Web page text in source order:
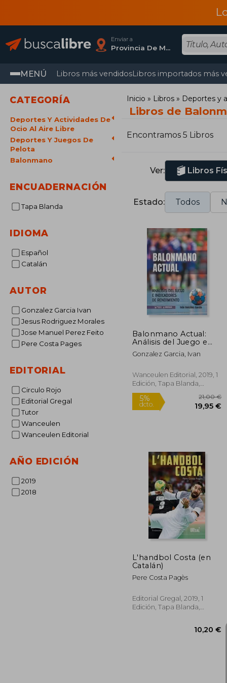
Enviar a
Provincia De Madrid
MENÚ Libros más vendidosLibros importados más
CATEGORÍA
Deportes Y Actividades De
Ocio Al Aire Libre
Deportes Y Juegos De
Pelota
Balonmano
ENCUADERNACIÓN
Tapa Blanda
IDIOMA
Español
Catalán
AUTOR
Gonzalez Garcia Ivan
Jesus Rodriguez Morales
Jose Manuel Perez Feito
Pere Costa Pages
EDITORIAL
Circulo Rojo
Editorial Gregal
Tutor
Wanceulen
Wanceulen Editorial
AÑO EDICIÓN
2019
2018
Inicio Libros Deportes y
Libros de
Encontramos 5 Libros
Ver: Libros
Estado: Todos
Balonmano Actual:
Análisis del Juego e
Indicadores de
Rendimiento
Gonzalez Garcia, Ivan
Wanceulen Editorial, 2019, 1
Edición, Tapa Blanda,
Nuevo
L'handbol Costa (en
Catalán)
Pere Costa Pagès
Editorial Gregal, 2019, 1
Edición, Tapa Blanda,